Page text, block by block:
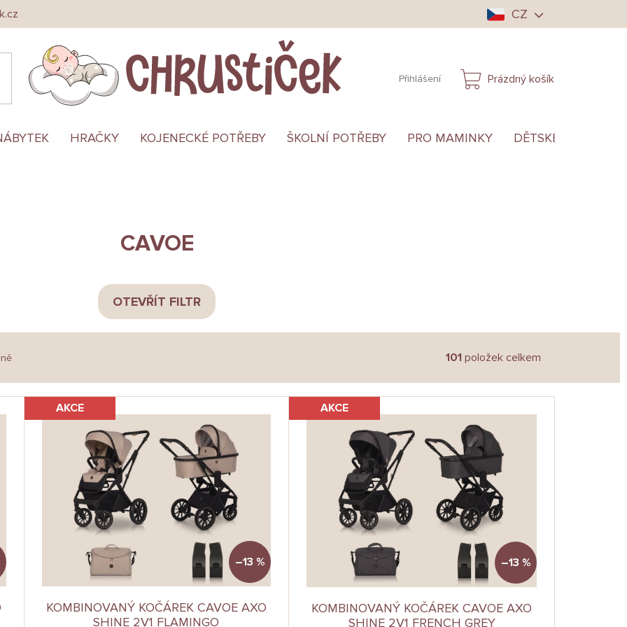
CZ
Přihlášení
NÁKUPNÍ
Prázdný košík
HRAČKY KOJENECKÉ POTŘEBY ŠKOLNÍ POTŘEBY PRO MAMINKY DĚTSKÉ OBLEČENÍ
CAVOE
OTEVŘÍT FILTR
101 položek celkem
AKCE
–13 %
KOMBINOVANÝ KOČÁREK CAVOE AXO
SHINE 2V1 FLAMINGO
AKCE
–13 %
KOMBINOVANÝ KOČÁREK CAVOE AXO
SHINE 2V1 FRENCH GREY